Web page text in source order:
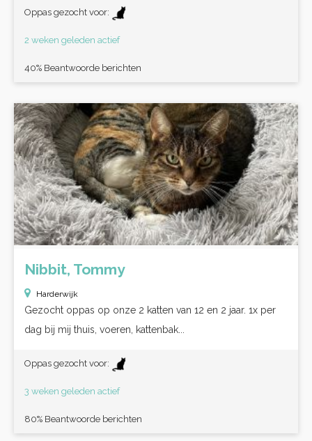
Oppas gezocht voor:
2 weken geleden actief
40% Beantwoorde berichten
Nibbit, Tommy
Harderwijk
Gezocht oppas op onze 2 katten van 12 en 2 jaar. 1x per
dag bij mij thuis, voeren, kattenbak...
Oppas gezocht voor:
3 weken geleden actief
80% Beantwoorde berichten